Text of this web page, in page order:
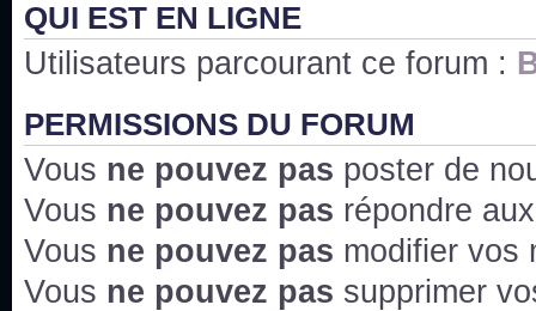
QUI EST EN LIGNE
Utilisateurs parcourant ce forum :
PERMISSIONS DU FORUM
Vous ne pouvez pas poster de
Vous ne pouvez pas répondre
Vous ne pouvez pas modifier vos
Vous ne pouvez pas supprimer